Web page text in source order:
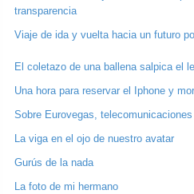
transparencia
Viaje de ida y vuelta hacia un futuro
El coletazo de una ballena salpica el
Una hora para reservar el Iphone y
Sobre Eurovegas,
La viga en el ojo de nuestro avatar
Gurús de la nada
La foto de mi hermano